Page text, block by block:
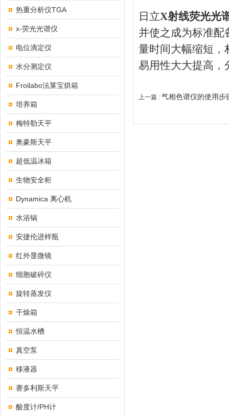
热重分析仪TGA
x-荧光光谱仪
电位滴定仪
水分测定仪
Froilabo法莱宝烘箱
培养箱
梅特勒天平
奥豪斯天平
超低温冰箱
生物安全柜
Dynamica 离心机
水浴锅
安捷伦进样瓶
红外显微镜
细胞破碎仪
旋转蒸发仪
干燥箱
恒温水槽
真空泵
移液器
赛多利斯天平
酸度计/PH计
日立X射线荧光光
并使之成为标准配
量时间大幅缩短
易用性大大提高，
上一篇 : 气相色谱仪的使用步